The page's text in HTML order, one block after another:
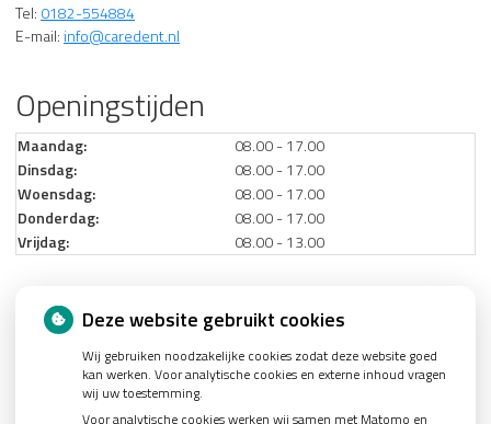
Tel: 0182-554884
E-mail: info@caredent.nl
Openingstijden
Maandag:
08.00 - 17.00
Dinsdag:
08.00 - 17.00
Woensdag:
08.00 - 17.00
Donderdag:
08.00 - 17.00
Vrijdag:
08.00 - 13.00
Nieuws
Let op: valse Infomedics-mails over openstaande rekening
Tanden bleken? Laat het veilig doen!
Deze website gebruikt cookies
Wij gebruiken noodzakelijke cookies zodat deze website goed
kan werken. Voor analytische cookies en externe inhoud vragen
wij uw toestemming.
Voor analytische cookies werken wij samen met Matomo en